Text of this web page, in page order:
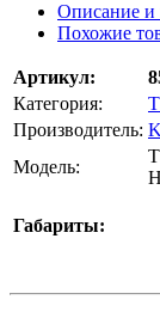
Описание и
Похожие
Артикул:
Категория:
Производитель:
Модель:
Габариты: